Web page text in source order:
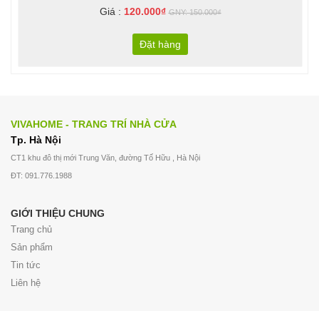
Giá : 120.000₫GNY: 150.000₫
Đặt hàng
VIVAHOME - TRANG TRÍ NHÀ CỬA
Tp. Hà Nội
CT1 khu đô thị mới Trung Văn, đường Tố Hữu , Hà Nội
ĐT: 091.776.1988
GIỚI THIỆU CHUNG
Trang chủ
Sản phẩm
Tin tức
Liên hệ